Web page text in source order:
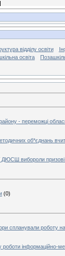
відділу освіти
освіта
- переможці
об*єднань
ДЮСШ вибороли призові
(0)
спланували роботу
роботи інформаційно-